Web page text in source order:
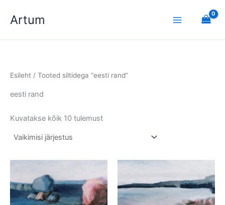
Artum
Esileht / Tooted siltidega “eesti rand”
eesti rand
Kuvatakse kõik 10 tulemust